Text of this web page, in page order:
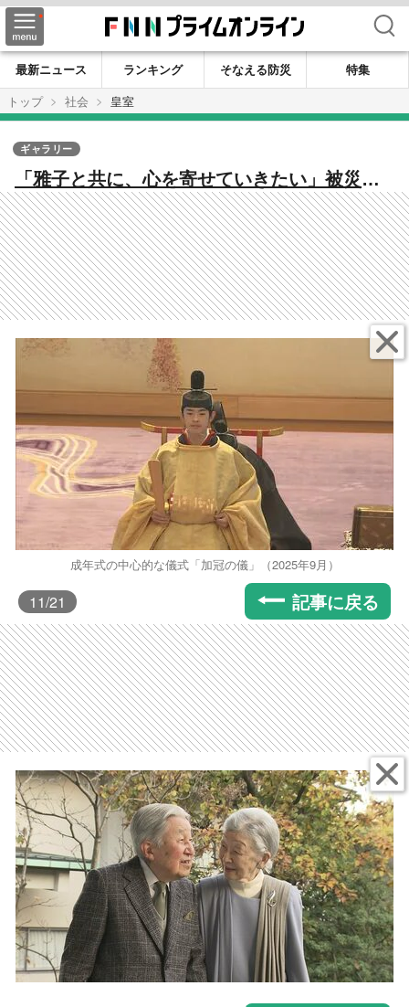
検索
最新ニュース ランキング そなえる防災
特集
トップ
社会 皇室
「雅子と共に、心を寄せていきたい」被災地
へ思い…天皇陛下66歳の誕生日 愛子さまの
成長に喜び “時代に即した公務”への考えも
【会見全文】
ギャラリー
成年式の中心的な儀式「加冠の儀」（2025年9月）
11/21 記事に戻る